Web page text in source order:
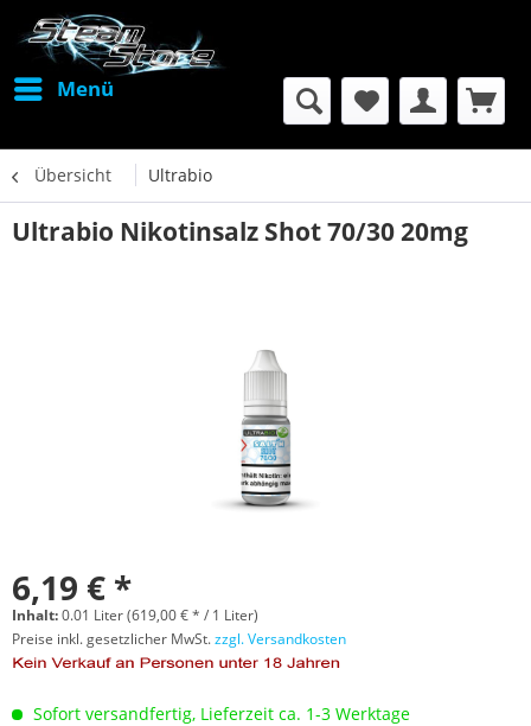
Menü
Übersicht Ultrabio
Ultrabio Nikotinsalz Shot 70/30 20mg
6,19 € *
Inhalt:0.01 Liter (619,00 € * / 1 Liter)
Preise inkl. gesetzlicher MwSt.zzgl. Versandkosten
Sofort versandfertig, Lieferzeit ca. 1-3 Werktage